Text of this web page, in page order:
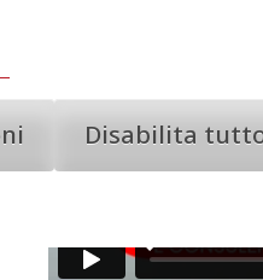
Disabilita